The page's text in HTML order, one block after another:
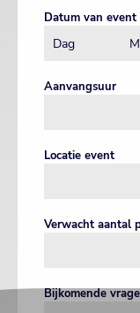
Datum van event
Aanvangsuur
Locatie event
Verwacht aantal
Bijkomende